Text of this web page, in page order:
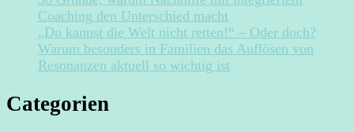
Coaching den Unterschied macht
„Du kannst die Welt nicht retten!“ – Oder doch?
Warum besonders in Familien das Auflösen von
Resonanzen aktuell so wichtig ist
Categorien